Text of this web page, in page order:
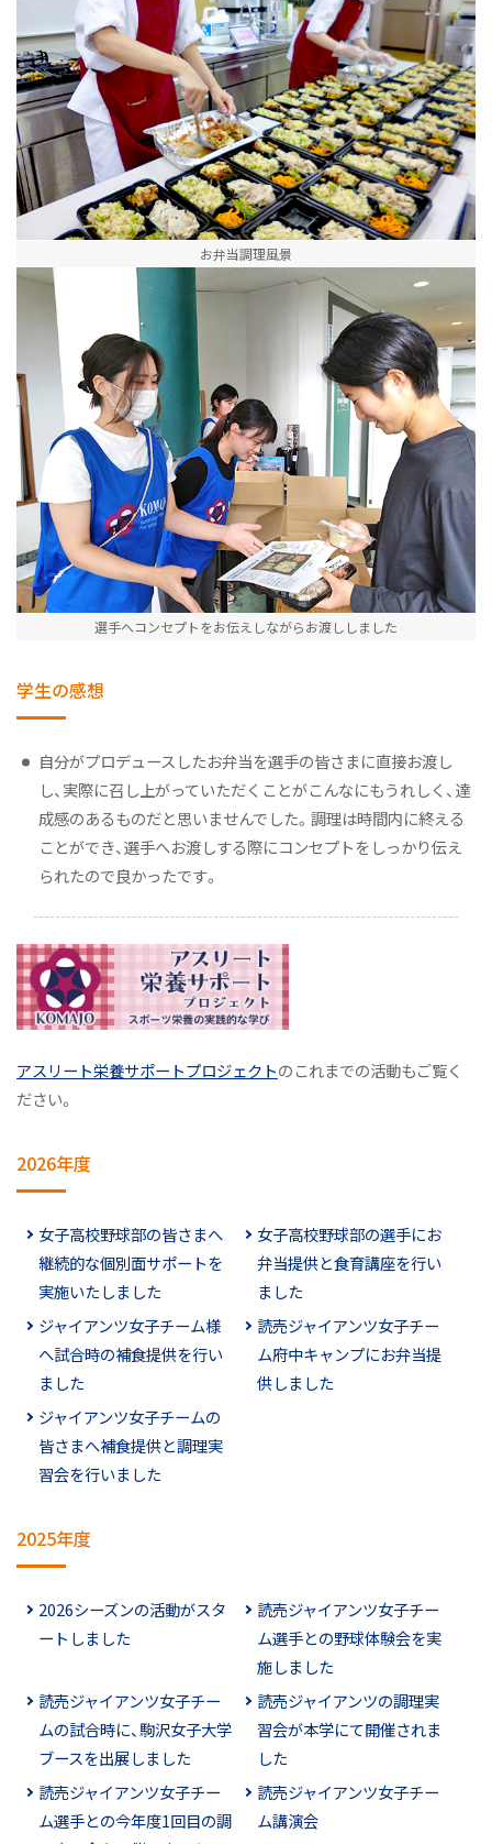
お弁当調理風景
選手へコンセプトをお伝えしながらお渡ししました
学生の感想
自分がプロデュースしたお弁当を選手の皆さまに直接お渡し
し、実際に召し上がっていただくことがこんなにもうれしく、達
成感のあるものだと思いませんでした。調理は時間内に終える
ことができ、選手へお渡しする際にコンセプトをしっかり伝え
られたので良かったです。
アスリート栄養サポートプロジェクトのこれまでの活動もご覧く
ださい。
2026年度
女子高校野球部の皆さまへ
継続的な個別面サポートを
実施いたしました
女子高校野球部の選手にお
弁当提供と食育講座を行い
ました
ジャイアンツ女子チーム様
へ試合時の補食提供を行い
ました
読売ジャイアンツ女子チー
ム府中キャンプにお弁当提
供しました
ジャイアンツ女子チームの
皆さまへ補食提供と調理実
習会を行いました
2025年度
2026シーズンの活動がスタ
ートしました
読売ジャイアンツ女子チー
ム選手との野球体験会を実
施しました
読売ジャイアンツ女子チー
ムの試合時に、駒沢女子大学
ブースを出展しました
読売ジャイアンツの調理実
習会が本学にて開催されま
した
読売ジャイアンツ女子チー
ム選手との今年度1回目の調
読売ジャイアンツ女子チー
ム講演会